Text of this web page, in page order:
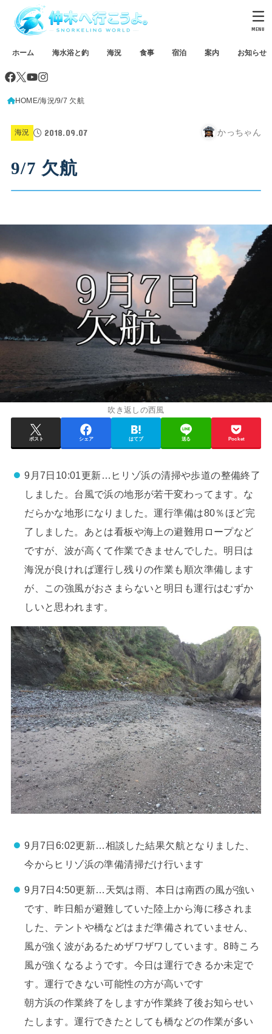
ホーム 海水浴と釣 海況 食事 宿泊 案内 お知らせ
MENU
HOME 海況 9/7 欠航
海況 2018.09.07 かっちゃん
9/7 欠航
吹き返しの西風
ポスト シェア はてブ 送る Pocket
9月7日10:01更新…ヒリゾ浜の清掃や歩道の整備終了
しました。台風で浜の地形が若干変わってます。な
だらかな地形になりました。運行準備は80％ほど完
了しました。あとは看板や海上の避難用ロープなど
ですが、波が高くて作業できませんでした。明日は
海況が良ければ運行し残りの作業も順次準備します
が、この強風がおさまらないと明日も運行はむずか
しいと思われます。
9月7日6:02更新…相談した結果欠航となりました、
今からヒリゾ浜の準備清掃だけ行います
9月7日4:50更新…天気は雨、本日は南西の風が強い
です、昨日船が避難していた陸上から海に移されま
した、テントや橋などはまだ準備されていません、
風が強く波があるためザワザワしています。8時ころ
風が強くなるようです。今日は運行できるか未定で
す。運行できない可能性の方が高いです
朝方浜の作業終了をしますが作業終了後お知らせい
たします。運行できたとしても橋などの作業が多い